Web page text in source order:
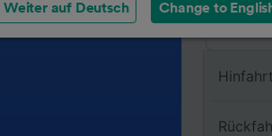
Hinfahrt
Weiter auf Deutsch Change to